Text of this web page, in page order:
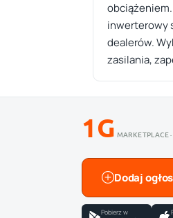
inwerterowy
dealerów.
zasilania,
1G MARKETPLACE
Dodaj
Pobierz w